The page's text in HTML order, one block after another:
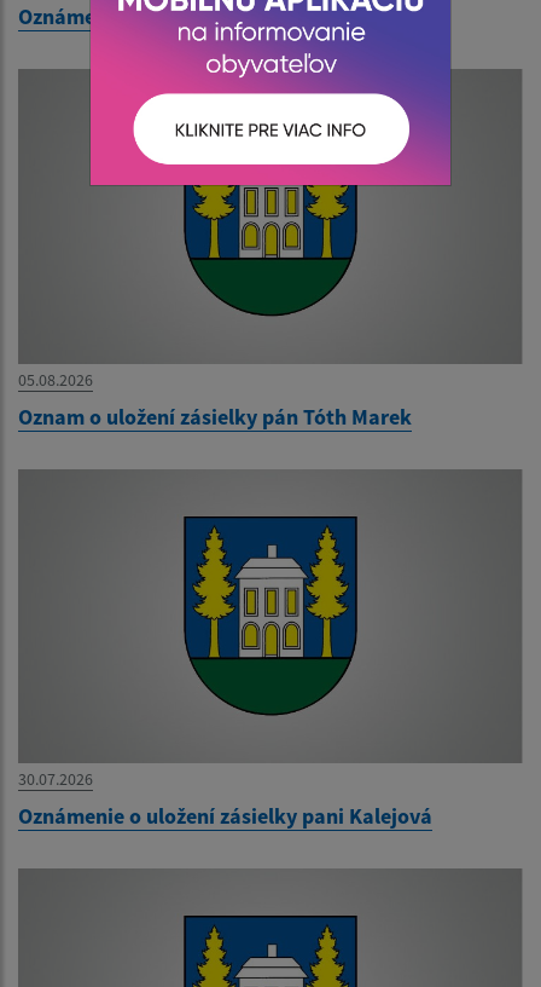
Oznámenie o uložení zásielky pán Kopaničak
05.08.2026
Oznam o uložení zásielky pán Tóth Marek
30.07.2026
Oznámenie o uložení zásielky pani Kalejová